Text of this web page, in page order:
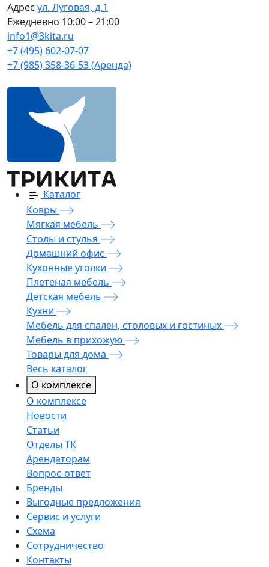
Адрес ул. Луговая, д.1
Ежедневно 10:00 – 21:00
info1@3kita.ru
+7 (495) 602-07-07
+7 (985) 358-36-53 (Аренда)
Каталог
Ковры
Мягкая мебель
Столы и стулья
Домашний офис
Кухонные уголки
Плетеная мебель
Детская мебель
Кухни
Мебель для спален, столовых и гостиных
Мебель в прихожую
Товары для дома
Весь каталог
О комплексе
О комплексе
Новости
Статьи
Отделы ТК
Арендаторам
Вопрос-ответ
Бренды
Выгодные предложения
Сервис и услуги
Схема
Сотрудничество
Контакты